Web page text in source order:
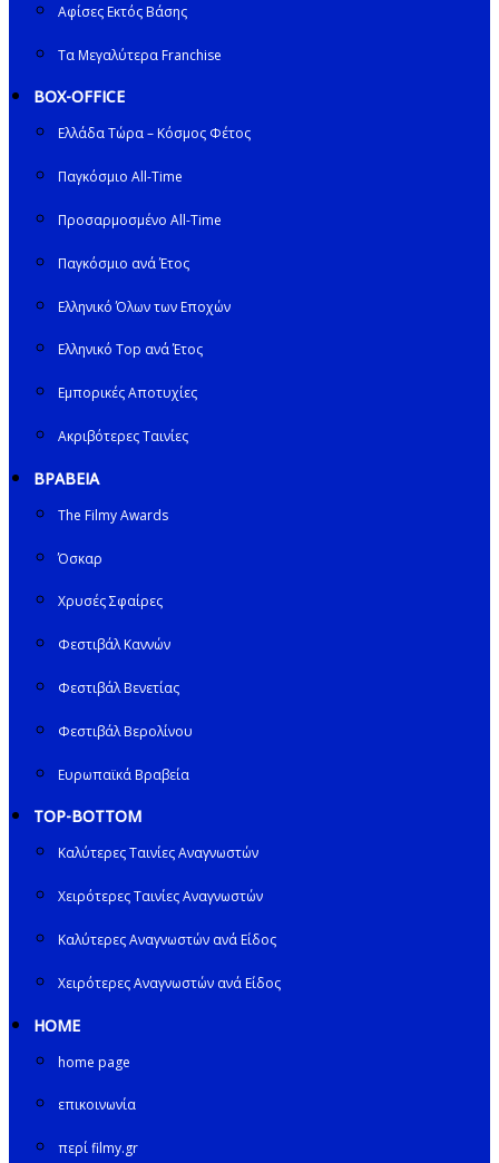
Αφίσες Εκτός Βάσης
Τα Μεγαλύτερα Franchise
BOX-OFFICE
Ελλάδα Τώρα – Κόσμος Φέτος
Παγκόσμιο All-Time
Προσαρμοσμένο All-Time
Παγκόσμιο ανά Έτος
Ελληνικό Όλων των Εποχών
Ελληνικό Top ανά Έτος
Εμπορικές Αποτυχίες
Ακριβότερες Ταινίες
ΒΡΑΒΕΙΑ
The Filmy Awards
Όσκαρ
Χρυσές Σφαίρες
Φεστιβάλ Καννών
Φεστιβάλ Βενετίας
Φεστιβάλ Βερολίνου
Ευρωπαϊκά Βραβεία
TOP-BOTTOM
Καλύτερες Ταινίες Αναγνωστών
Χειρότερες Ταινίες Αναγνωστών
Καλύτερες Αναγνωστών ανά Είδος
Χειρότερες Αναγνωστών ανά Είδος
HOME
home page
επικοινωνία
περί filmy.gr